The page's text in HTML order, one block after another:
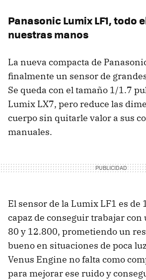
Panasonic Lumix LF1, todo
nuestras manos
La nueva compacta de
finalmente un sensor de
Se queda con el tamaño 1/1.7
Lumix LX7, pero reduce las
cuerpo sin quitarle valor a sus
manuales.
El sensor de la Lumix LF1 es de
capaz de conseguir trabajar con
80 y 12.800, prometiendo un
bueno en situaciones de poca
Venus Engine no falta como
para mejorar ese ruido y